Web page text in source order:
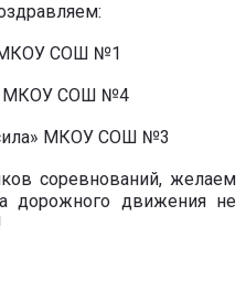
МКОУ СОШ №1
МКОУ СОШ №4
МКОУ СОШ №3
соревнований, желаем
дорожного движения не